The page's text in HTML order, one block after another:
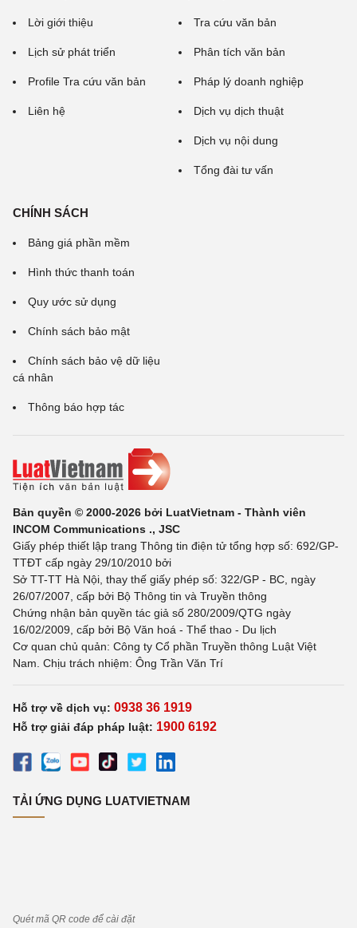
Lời giới thiệu
Lịch sử phát triển
Profile Tra cứu văn bản
Liên hệ
Tra cứu văn bản
Phân tích văn bản
Pháp lý doanh nghiệp
Dịch vụ dịch thuật
Dịch vụ nội dung
Tổng đài tư vấn
CHÍNH SÁCH
Bảng giá phần mềm
Hình thức thanh toán
Quy ước sử dụng
Chính sách bảo mật
Chính sách bảo vệ dữ liệu
cá nhân
Thông báo hợp tác
Bản quyền © 2000-2026 bởi LuatVietnam - Thành viên
INCOM Communications ., JSC
Giấy phép thiết lập trang Thông tin điện tử tổng hợp số: 692/GP-
TTĐT cấp ngày 29/10/2010 bởi
Sở TT-TT Hà Nội, thay thế giấy phép số: 322/GP - BC, ngày
26/07/2007, cấp bởi Bộ Thông tin và Truyền thông
Chứng nhận bản quyền tác giả số 280/2009/QTG ngày
16/02/2009, cấp bởi Bộ Văn hoá - Thể thao - Du lịch
Cơ quan chủ quản: Công ty Cổ phần Truyền thông Luật Việt
Nam. Chịu trách nhiệm: Ông Trần Văn Trí
Hỗ trợ về dịch vụ: 0938 36 1919
Hỗ trợ giải đáp pháp luật: 1900 6192
TẢI ỨNG DỤNG LUATVIETNAM
Quét mã QR code để cài đặt